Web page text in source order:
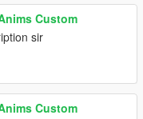
Custom
sir
Custom